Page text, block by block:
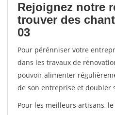
Rejoignez notre
trouver des
03
Pour pérénniser votre
dans les travaux de
pouvoir alimenter
de son entreprise et doubler
Pour les meilleurs artisans,